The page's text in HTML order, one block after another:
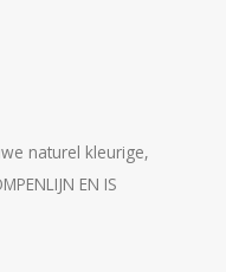
naturel kleurige,
EN IS